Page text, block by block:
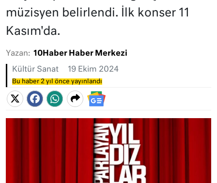
müzisyen belirlendi. İlk konser 11
Kasım'da.
Yazan: 10Haber Haber Merkezi
Kültür Sanat 19 Ekim 2024
Bu haber 2 yıl önce yayınlandı